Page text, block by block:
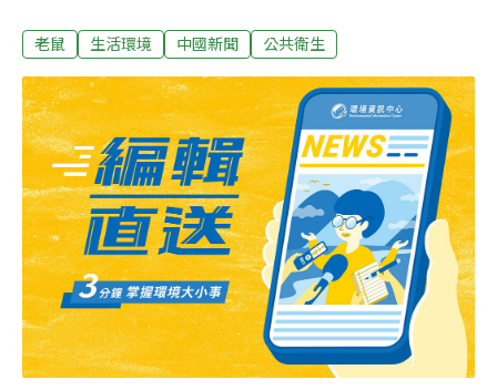
政府表示，事發後，有關部門立即趕赴現場展開捕滅老鼠
驗。一名村民說，「這種白色小老鼠在村中出現還是頭一
次，之前從來沒有人見過，更別說數量這麼多的，很擔心
有沒有危害。」，村民表示，該花壇六年前為一空地，後
來被市政部門建成花壇，周邊環境很乾淨，上萬隻小白鼠
驚現花壇讓村民很是不解。
老鼠 生活環境 中國新聞 公共衛生